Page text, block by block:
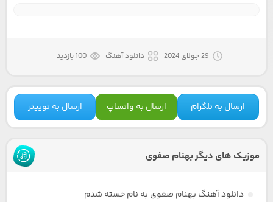
29 جولای 2024 دانلود آهنگ 100 بازدید
ارسال به تلگرام ارسال به واتساپ ارسال به توییتر
موزیک های دیگر بهنام صفوی
دانلود آهنگ بهنام صفوی به نام خسته شدم